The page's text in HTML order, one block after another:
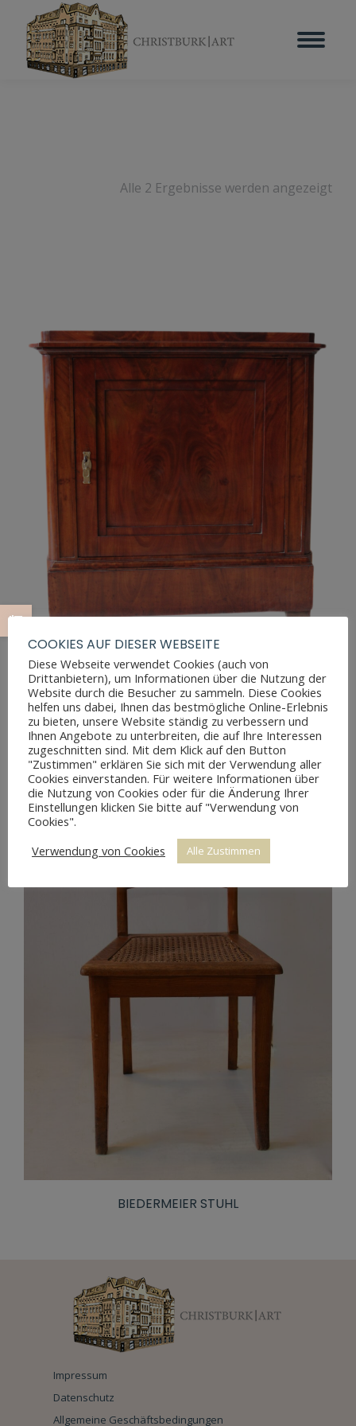
Alle 2 Ergebnisse werden angezeigt
BIEDERMEIER HALBSCHRANK MAHAGONI
BIEDERMEIER STUHL
Impressum
Datenschutz
Allgemeine Geschäftsbedingungen
COOKIES AUF DIESER WEBSEITE
Diese Webseite verwendet Cookies (auch von
Drittanbietern), um Informationen über die Nutzung der
Website durch die Besucher zu sammeln. Diese Cookies
helfen uns dabei, Ihnen das bestmögliche Online-Erlebnis
zu bieten, unsere Website ständig zu verbessern und
Ihnen Angebote zu unterbreiten, die auf Ihre Interessen
zugeschnitten sind. Mit dem Klick auf den Button
"Zustimmen" erklären Sie sich mit der Verwendung aller
Cookies einverstanden. Für weitere Informationen über
die Nutzung von Cookies oder für die Änderung Ihrer
Einstellungen klicken Sie bitte auf "Verwendung von
Cookies".
Verwendung von Cookies
Alle Zustimmen